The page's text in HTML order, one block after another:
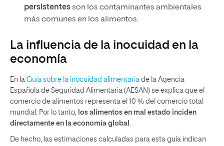
persistentesson los contaminantes ambientales
más comunes en los alimentos.
La influencia de la inocuidad en la
economía
En la Guía sobre la inocuidad alimentaria de la Agencia
Española de Seguridad Alimentaria (AESAN) se explica que el
comercio de alimentos representa el 10 % del comercio total
mundial. Por lo tanto,
los alimentos en mal estado inciden
directamente en la economía global
De hecho, las estimaciones calculadas para esta guía indican